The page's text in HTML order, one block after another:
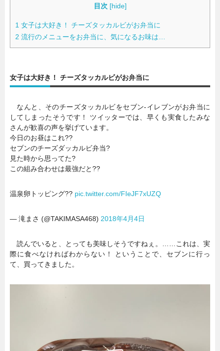
目次 [hide]
1 女子は大好き！ チーズタッカルビがお弁当に
2 流行のメニューをお弁当に、気になるお味は…
女子は大好き！ チーズタッカルビがお弁当に
なんと、そのチーズタッカルビをセブン-イレブンがお弁当に
してしまったそうです！ ツイッターでは、早くも実食したみな
さんが歓喜の声を挙げています。
今日のお昼はこれ??
セブンのチーズダッカルビ弁当?
見た時から思ってた?
この組み合わせは最強だと??
温泉卵トッピング?? pic.twitter.com/FIeJF7xUZQ
— 滝まさ (@TAKIMASA468) 2018年4月4日
読んでいると、とっても美味しそうですねぇ。……これは、実
際に食べなければわからない！ ということで、セブンに行っ
て、買ってきました。